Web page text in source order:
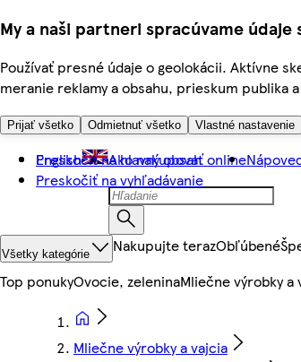
My a naši partneri spracúvame údaje
Používať presné údaje o geolokácii. Aktívne
meranie reklamy a obsahu, prieskum publika
Prijať všetko Odmietnuť všetko Vlastné nastavenie
Preskočiť na hlavný obsah
Preskočiť na vyhľadávanie
English Ako nakupovať online
Všetky kategórie Nakupujte terazObľúbené
Top ponukyOvocie, zeleninaMliečne výrobky a
Mliečne výrobky a vajcia